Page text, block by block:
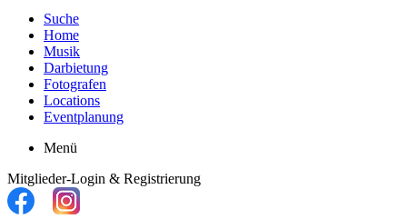
Suche
Home
Musik
Darbietung
Fotografen
Locations
Eventplanung
Menü
Mitglieder-Login & Registrierung